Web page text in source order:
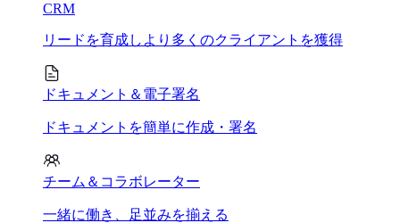
CRM
リードを育成しより多くのクライアントを獲得
ドキュメント＆電子署名
ドキュメントを簡単に作成・署名
チーム＆コラボレーター
一緒に働き、足並みを揃える